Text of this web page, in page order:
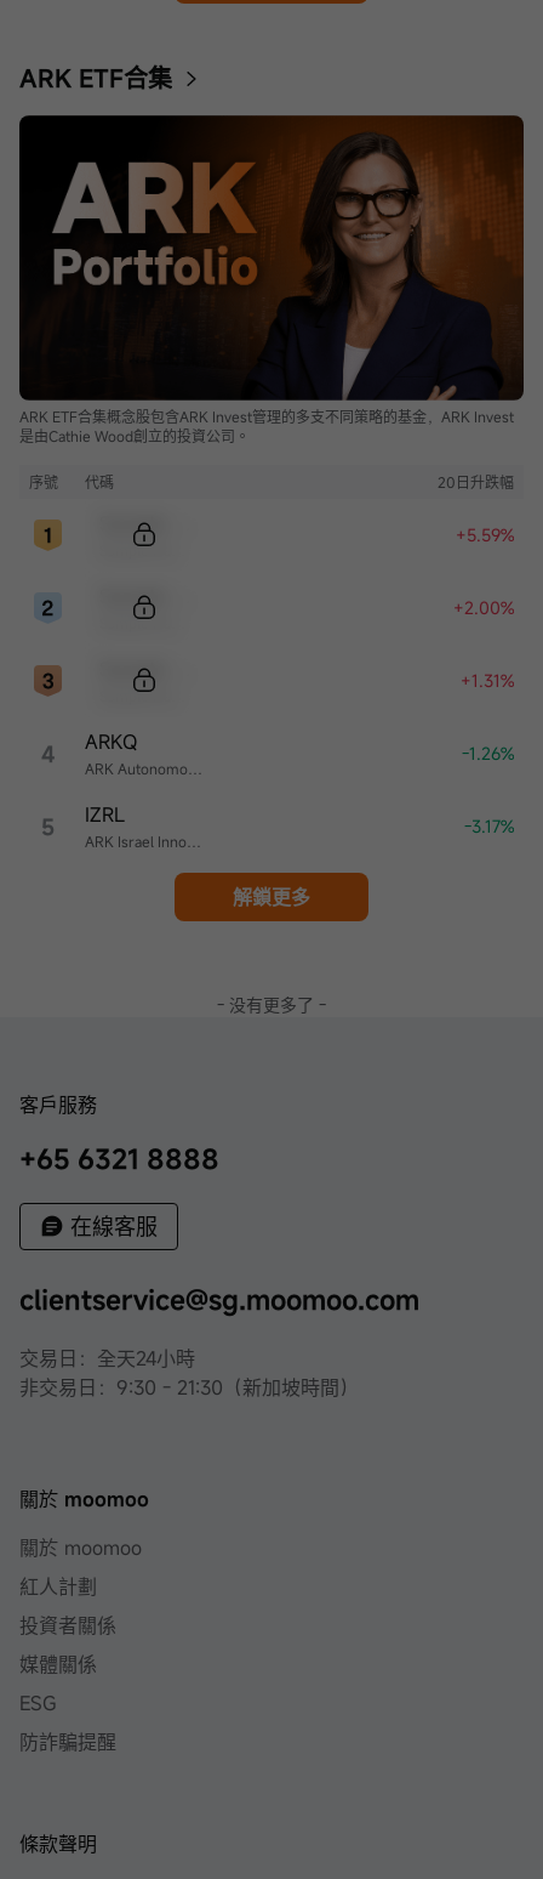
ARK ETF合集
ARK ETF合集概念股包含ARK Invest管理的多支不同策略的基金，ARK Invest
是由Cathie Wood創立的投資公司。
序號 代碼 20日升跌幅
+5.59%
+2.00%
+1.31%
4 ARKQ -1.26%
5 IZRL -3.17%
解鎖更多
- 没有更多了 -
客戶服務
+65 6321 8888
在線客服
clientservice@sg.moomoo.com
交易日：全天24小時
非交易日：9:30 - 21:30（新加坡時間）
關於 moomoo
關於 moomoo
紅人計劃
投資者關係
媒體關係
ESG
防詐騙提醒
條款聲明